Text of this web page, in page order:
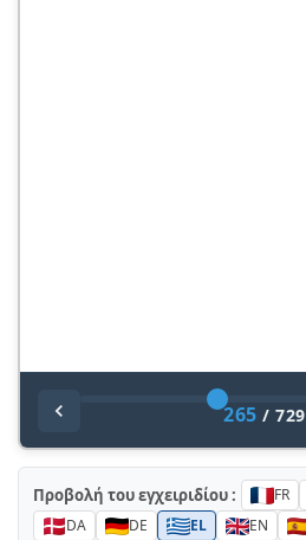
265 /729
Προβολή του εγχειριδίου : FR
DA
DE EL EN